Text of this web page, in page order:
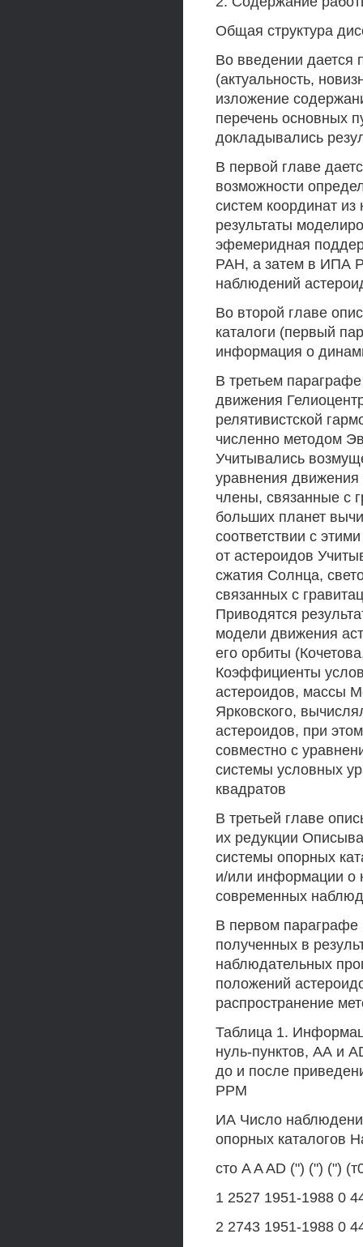
Общая структура
Во введении дается
(актуальность,
изложение
перечень основных
докладывались
В первой главе
возможности
систем координат
результаты
эфемеридная
РАН, а затем в ИПА
наблюдений
Во второй главе
каталоги (первый
информация о
В третьем
движения
релятивистской
численно методом
Учитывались
уравнения
члены, связанные с
больших планет
соответствии с
от астероидов
сжатия Солнца,
связанных с
Приводятся
модели движения
его орбиты
Коэффициенты
астероидов, массы
Ярковского,
астероидов, при
совместно с
системы условных
квадратов
В третьей главе
их редукции
системы опорных
и/или информации о
современных
В первом
полученных в
наблюдательных
положений
распространение
Таблица 1.
нуль-пунктов, АА и
до и после
РРМ
ИА Число
опорных каталогов
сто A A AD (") (") (")
1 2527 1951-1988 0
2 2743 1951-1988 0